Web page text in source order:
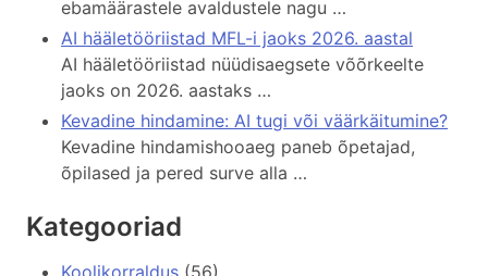
ebamäärastele avaldustele nagu …
AI hääletööriistad MFL-i jaoks 2026. aastal
AI hääletööriistad nüüdisaegsete võõrkeelte
jaoks on 2026. aastaks …
Kevadine hindamine: AI tugi või väärkäitumine?
Kevadine hindamishooaeg paneb õpetajad,
õpilased ja pered surve alla …
Kategooriad
Koolikorraldus (56)